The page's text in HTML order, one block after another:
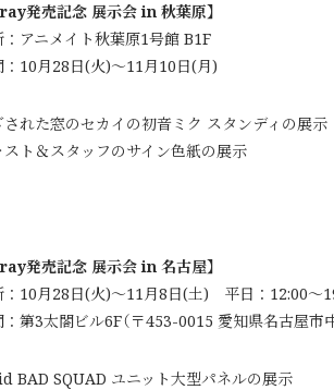
発売記念 展示会 in 秋葉原】
アニメイト秋葉原1号館 B1F
10月28日(火)～11月10日(月)
された窓のセカイの初音ミク スタンディの展示
スト＆スタッフのサイン色紙の展示
発売記念 展示会 in 名古屋】
10月28日(火)～11月8日(土) 平日：12:00～
第3太閤ビル6F（〒453-0015 愛知県名古屋市
BAD SQUAD ユニット大型パネルの展示